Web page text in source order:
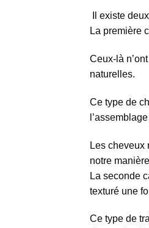
Il existe
La première
Ceux-là
naturelles.
Ce type de
Les cheveux
notre
La seconde
texturé une
Ce type de